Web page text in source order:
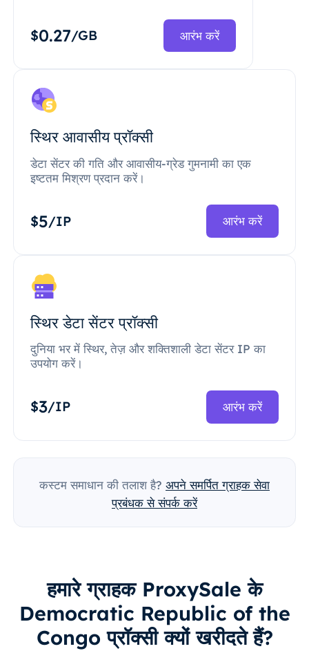
$0.27/GB आरंभ करें
स्थिर आवासीय प्रॉक्सी
डेटा सेंटर की गति और आवासीय-ग्रेड गुमनामी का एक
इष्टतम मिश्रण प्रदान करें।
$5/IP आरंभ करें
स्थिर डेटा सेंटर प्रॉक्सी
दुनिया भर में स्थिर, तेज़ और शक्तिशाली डेटा सेंटर IP का
उपयोग करें।
$3/IP आरंभ करें
कस्टम समाधान की तलाश है? अपने समर्पित ग्राहक सेवा
प्रबंधक से संपर्क करें
हमारे ग्राहक ProxySale के
Democratic Republic of the
Congo प्रॉक्सी क्यों खरीदते हैं?